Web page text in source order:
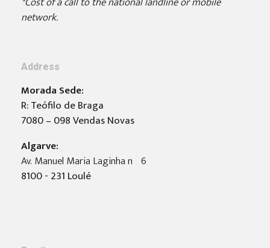
network.
Address
Morada Sede:
R: Teófilo de Braga
7080 – 098 Vendas Novas
Algarve:
Av. Manuel Maria Laginha nº6
8100 - 231 Loulé